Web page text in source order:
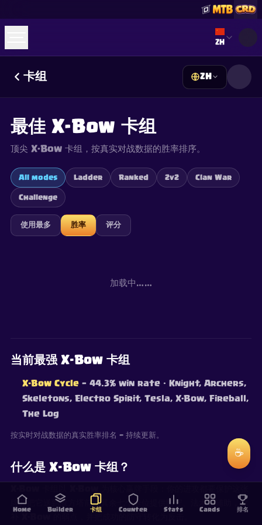
Select
ZH
卡组 ZH
最佳 X-Bow 卡组
顶尖 X-Bow 卡组，按真实对战数据的胜率排序。
All modes Ladder Ranked 2v2 Clan War
Challenge
使用最多 胜率 评分
加载中……
当前最强 X-Bow 卡组
X-Bow Cycle — 44.3% win rate · Knight, Archers,
Skeletons, Electro Spirit, Tesla, X-Bow, Fireball,
The Log
按实时对战数据的真实胜率排名 — 持续更新。
什么是 X-Bow 卡组？
牌并把它送到敌方塔前。其余七个卡位提供防守、法术和辅助，弥
Home Builder 卡组 Counter Stats Cards 排名
加入 Discord
Guides
FAQAbout ContactPrivacyTerms
This content is not affiliated with, endorsed, sponsored, or
responsible for it. For more information see Supercell's Fan
Content Policy
. See our Privacy Policy for additional details.
☕